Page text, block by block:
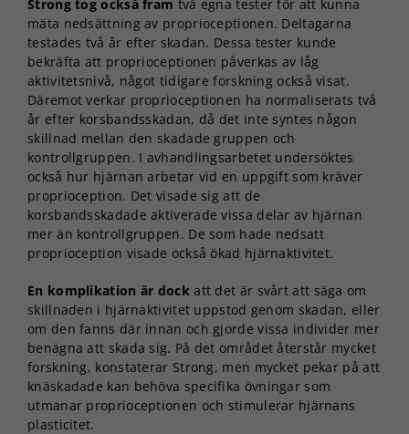
Strong tog också fram två egna tester för att kunna
mäta nedsättning av proprioceptionen. Deltagarna
testades två år efter skadan. Dessa tester kunde
bekräfta att proprioceptionen påverkas av låg
aktivitetsnivå, något tidigare forskning också visat.
Däremot verkar proprioceptionen ha normaliserats två
år efter korsbandsskadan, då det inte syntes någon
skillnad mellan den skadade gruppen och
kontrollgruppen. I avhandlingsarbetet undersöktes
också hur hjärnan arbetar vid en uppgift som kräver
proprioception. Det visade sig att de
korsbandsskadade aktiverade vissa delar av hjärnan
mer än kontrollgruppen. De som hade nedsatt
proprioception visade också ökad hjärnaktivitet.
En komplikation är dockatt det är svårt att säga om
skillnaden i hjärnaktivitet uppstod genom skadan, eller
om den fanns där innan och gjorde vissa individer mer
benägna att skada sig. På det området återstår mycket
forskning, konstaterar Strong, men mycket pekar på att
knäskadade kan behöva specifika övningar som
utmanar proprioceptionen och stimulerar hjärnans
plasticitet.